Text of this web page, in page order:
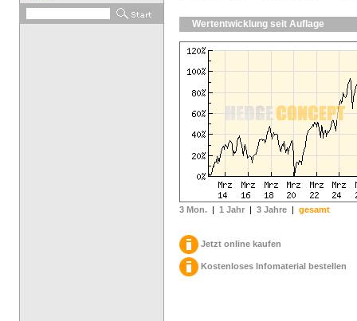
Wertentwicklung seit Auflage
3 Mon. | 1 Jahr | 3 Jahre | gesamt
Jetzt online kaufen
Kostenloses Infomaterial bestellen